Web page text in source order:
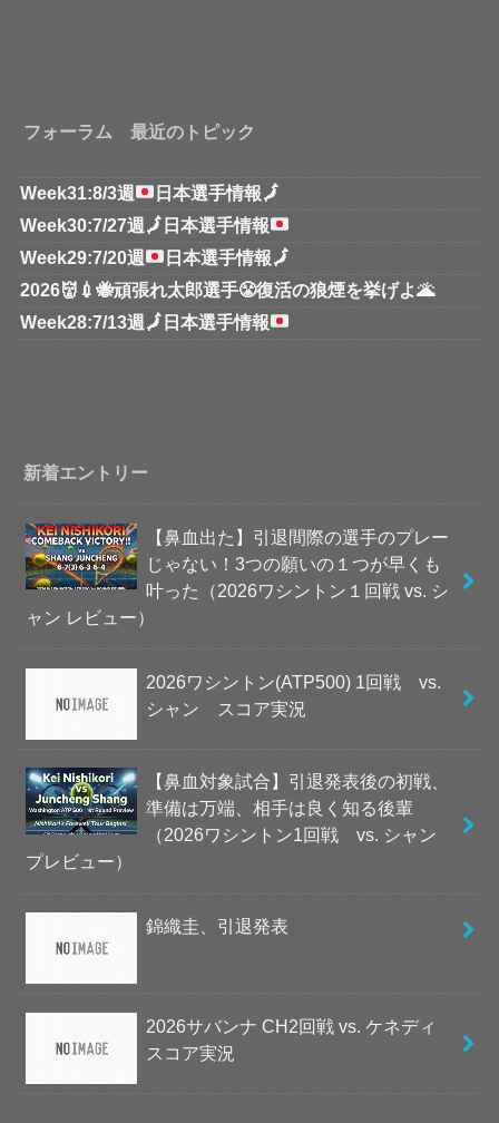
フォーラム 最近のトピック
Week31:8/3週 日本選手情報🗾
Week30:7/27週 🗾 日本選手情報
Week29:7/20週
日本選手情報🗾
2026👹💉🐝頑張れ太郎選手😤復活の狼煙を挙げよ🌋
Week28:7/13週 🗾 日本選手情報
新着エントリー
【鼻血出た】引退間際の選手のプレー
じゃない！3つの願いの１つが早くも
叶った（2026ワシントン１回戦 vs. シ
ャン レビュー）
2026ワシントン(ATP500) 1回戦 vs.
シャン スコア実況
【鼻血対象試合】引退発表後の初戦、
準備は万端、相手は良く知る後輩
（2026ワシントン1回戦 vs. シャン
プレビュー）
錦織圭、引退発表
2026サバンナ CH2回戦 vs. ケネディ
スコア実況